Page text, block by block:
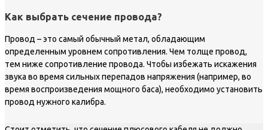
Как выбрать сечение провода?
Провод – это самый обычный метал, обладающим
определенным уровнем сопротивления. Чем толще провод,
тем ниже сопротивление провода. Чтобы избежать искажения
звука во время сильных перепадов напряжения (например, во
время воспроизведения мощного баса), необходимо установить
провод нужного калибра.